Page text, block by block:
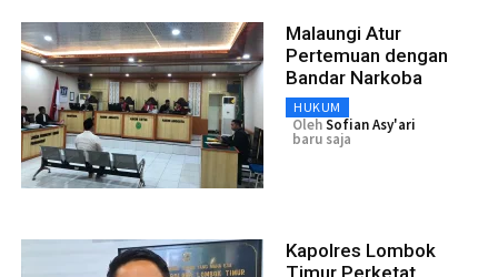
Malaungi Atur
Pertemuan dengan
Bandar Narkoba
HUKUM
OlehSofian Asy'ari
baru saja
Kapolres Lombok